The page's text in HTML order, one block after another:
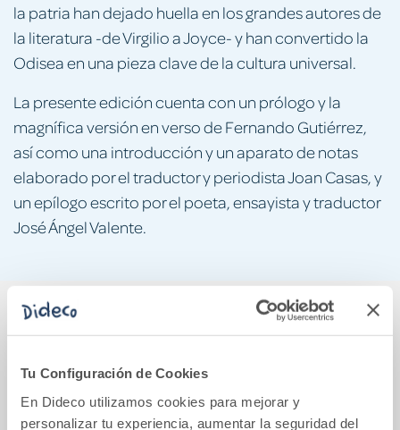
Tu Configuración de Cookies
En Dideco utilizamos cookies para mejorar y
personalizar tu experiencia, aumentar la seguridad del
la patria han dejado huella en los grandes autores de
la literatura -de Virgilio a Joyce- y han convertido la
Odisea en una pieza clave de la cultura universal.
La presente edición cuenta con un prólogo y la
magnífica versión en verso de Fernando Gutiérrez,
así como una introducción y un aparato de notas
elaborado por el traductor y periodista Joan Casas, y
un epílogo escrito por el poeta, ensayista y traductor
José Ángel Valente.
También podría gustarte...